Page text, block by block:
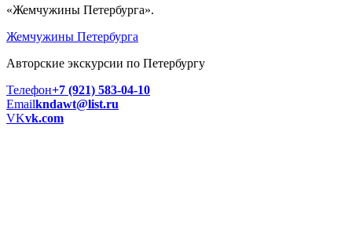
«Жемчужины Петербурга».
Жемчужины Петербурга
Авторские экскурсии по Петербургу
Телефон+7 (921) 583-04-10
Emailkndawt@list.ru
VKvk.com